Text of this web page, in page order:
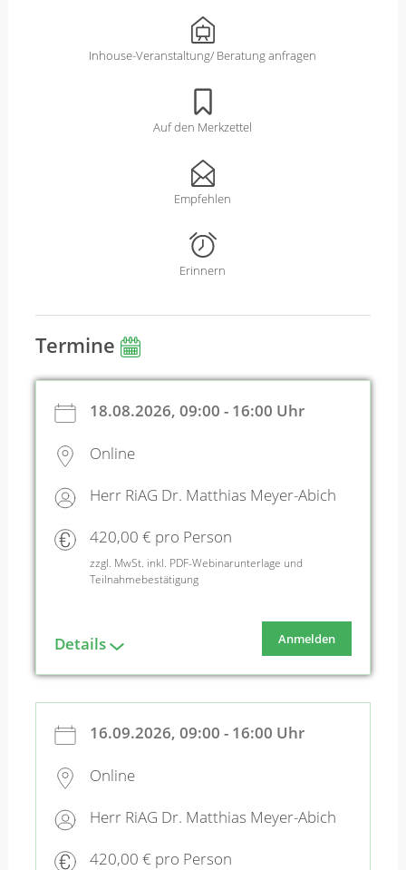
Inhouse-Veranstaltung/ Beratung anfragen
Auf den Merkzettel
Empfehlen
Erinnern
Termine
18.08.2026, 09:00 - 16:00 Uhr
Online
Herr RiAG Dr. Matthias Meyer-Abich
420,00 € pro Person
zzgl. MwSt. inkl. PDF-Webinarunterlage und
Teilnahmebestätigung
Details Anmelden
16.09.2026, 09:00 - 16:00 Uhr
Online
Herr RiAG Dr. Matthias Meyer-Abich
420,00 € pro Person